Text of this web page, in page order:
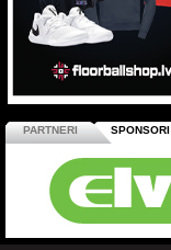
PARTNERI SPONSORI